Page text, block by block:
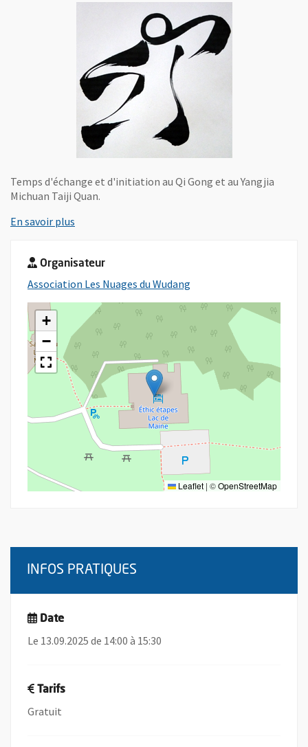
Temps d'échange et d'initiation au Qi Gong et au Yangjia
Michuan Taiji Quan.
En savoir plus
Organisateur
Association Les Nuages du Wudang
+
−
Leaflet | ©OpenStreetMap
INFOS PRATIQUES
Date
Le 13.09.2025 de 14:00 à 15:30
Tarifs
Gratuit